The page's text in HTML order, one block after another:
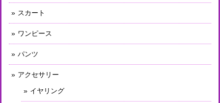
スカート
ワンピース
パンツ
アクセサリー
イヤリング